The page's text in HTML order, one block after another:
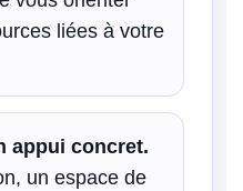
liées à votre
appui concret.
un espace de